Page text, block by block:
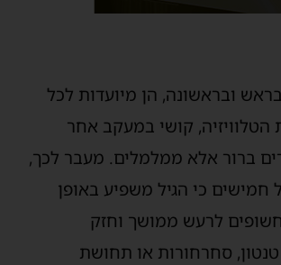
ובראשונה, הן מיועדות לכל
הטלוויזיה, קושי במעקב אחר
ברור אלא ממלמלים. מעבר לכך,
חמישים כי הגיל משפיע באופן
חשופים לרעש ממושך וחזק
סחרחורות או תחושת